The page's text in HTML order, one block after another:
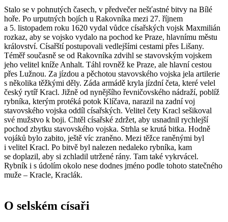
Stalo se v pohnutých časech, v předvečer nešťastné bitvy na Bílé
hoře. Po urputných bojích u Rakovníka mezi 27. říjnem
a 5. listopadem roku 1620 vydal vůdce císařských vojsk Maxmilián
rozkaz, aby se vojsko vydalo na pochod ke Praze, hlavnímu městu
království. Císařští postupovali vedlejšími cestami přes Lišany.
Téměř současně se od Rakovníka zdvihl se stavovským vojskem
jeho velitel kníže Anhalt. Táhl rovněž ke Praze, ale hlavní cestou
přes Lužnou. Za jízdou a pěchotou stavovského vojska jela artilerie
s několika těžkými děly. Záda armádě kryla jízdní četa, které velel
český rytíř Kracl. Jižně od nynějšího řevničovského nádraží, poblíž
rybníka, kterým protéká potok Klíčava, narazil na zadní voj
stavovského vojska oddíl císařských. Velitel čety Kracl sešikoval
své mužstvo k boji. Chtěl císařské zdržet, aby usnadnil rychlejší
pochod zbytku stavovského vojska. Strhla se krutá bitka. Hodně
vojáků bylo zabito, ještě víc zraněno. Mezi těžce raněnými byl
i velitel Kracl. Po bitvě byl nalezen nedaleko rybníka, kam
se doplazil, aby si zchladil utržené rány. Tam také vykrvácel.
Rybník i s údolím okolo nese dodnes jméno podle tohoto statečného
muže – Kracle, Kraclák.
O selském císaři